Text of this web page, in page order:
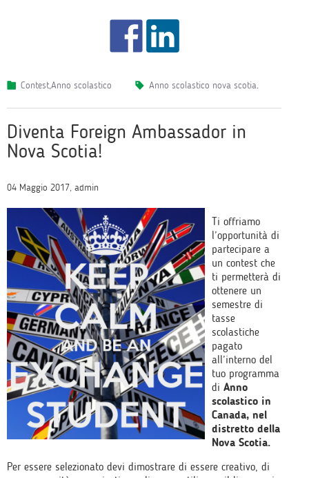
Contest,Anno scolastico anno scolastico nova scotia.
Diventa Foreign Ambassador in
Nova Scotia!
04 Maggio 2017, admin
Ti offriamo
l’opportunità di
partecipare a
un contest che
ti permetterà di
ottenere un
semestre di
tasse
scolastiche
pagato
all’interno del
tuo programma
di Anno
scolastico in
Canada, nel
distretto della
Nova Scotia.
Per essere selezionato devi dimostrare di essere creativo, di